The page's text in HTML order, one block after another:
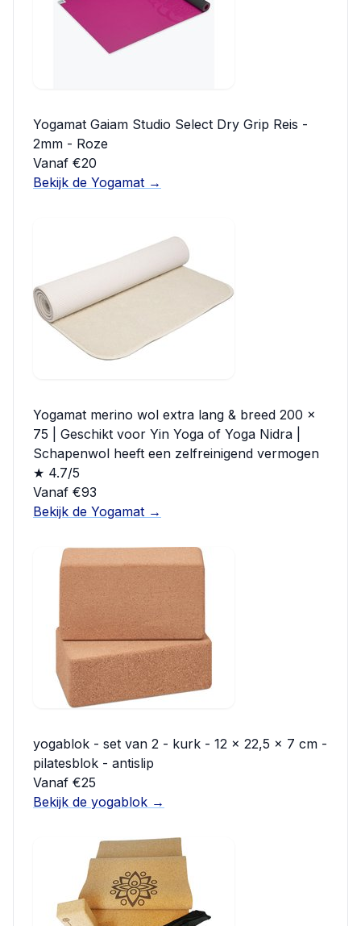
Yogamat Gaiam Studio Select Dry Grip Reis -
2mm - Roze
Vanaf €20
Bekijk de Yogamat →
Yogamat merino wol extra lang & breed 200 x
75 | Geschikt voor Yin Yoga of Yoga Nidra |
Schapenwol heeft een zelfreinigend vermogen
★ 4.7/5
Vanaf €93
Bekijk de Yogamat →
yogablok - set van 2 - kurk - 12 x 22,5 x 7 cm -
pilatesblok - antislip
Vanaf €25
Bekijk de yogablok →